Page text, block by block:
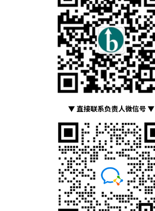
▼ 直接联系负责人微信号 ▼